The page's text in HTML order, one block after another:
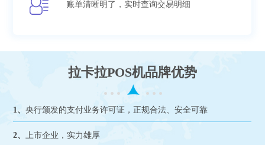
账单清晰明了，实时查询交易明细
拉卡拉POS机品牌优势
1、央行颁发的支付业务许可证，正规合法、安全可靠
2、上市企业，实力雄厚